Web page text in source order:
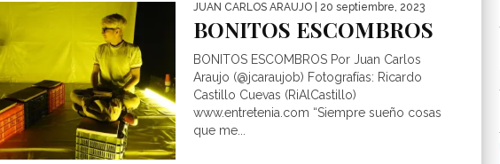
JUAN CARLOS ARAUJO | 20 septiembre, 2023
BONITOS ESCOMBROS
BONITOS ESCOMBROS Por Juan Carlos
Araujo (@jcaraujob) Fotografías: Ricardo
Castillo Cuevas (RiAlCastillo)
www.entretenia.com “Siempre sueño cosas
que me...